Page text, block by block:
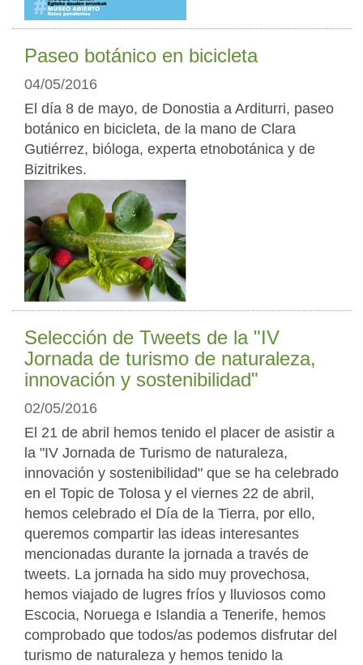
Paseo botánico en bicicleta
04/05/2016
El día 8 de mayo, de Donostia a Arditurri, paseo
botánico en bicicleta, de la mano de Clara
Gutiérrez, bióloga, experta etnobotánica y de
Bizitrikes.
Selección de Tweets de la "IV
Jornada de turismo de naturaleza,
innovación y sostenibilidad"
02/05/2016
El 21 de abril hemos tenido el placer de asistir a
la "IV Jornada de Turismo de naturaleza,
innovación y sostenibilidad" que se ha celebrado
en el Topic de Tolosa y el viernes 22 de abril,
hemos celebrado el Día de la Tierra, por ello,
queremos compartir las ideas interesantes
mencionadas durante la jornada a través de
tweets. La jornada ha sido muy provechosa,
hemos viajado de lugres fríos y lluviosos como
Escocia, Noruega e Islandia a Tenerife, hemos
comprobado que todos/as podemos disfrutar del
turismo de naturaleza y hemos tenido la